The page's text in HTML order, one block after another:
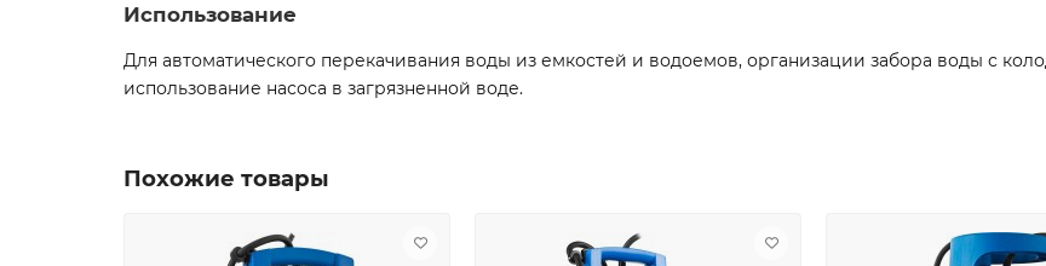
Использование
Для автоматического перекачивания воды из емкостей и водоемов, организации забора воды с
использование насоса в загрязненной воде.
Похожие товары